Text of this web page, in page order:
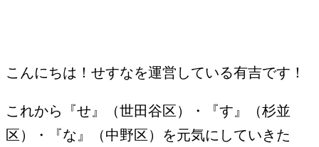
こんにちは！せすなを運営している有吉です！
これから『せ』（世田谷区）・『す』（杉並
区）・『な』（中野区）を元気にしていきた